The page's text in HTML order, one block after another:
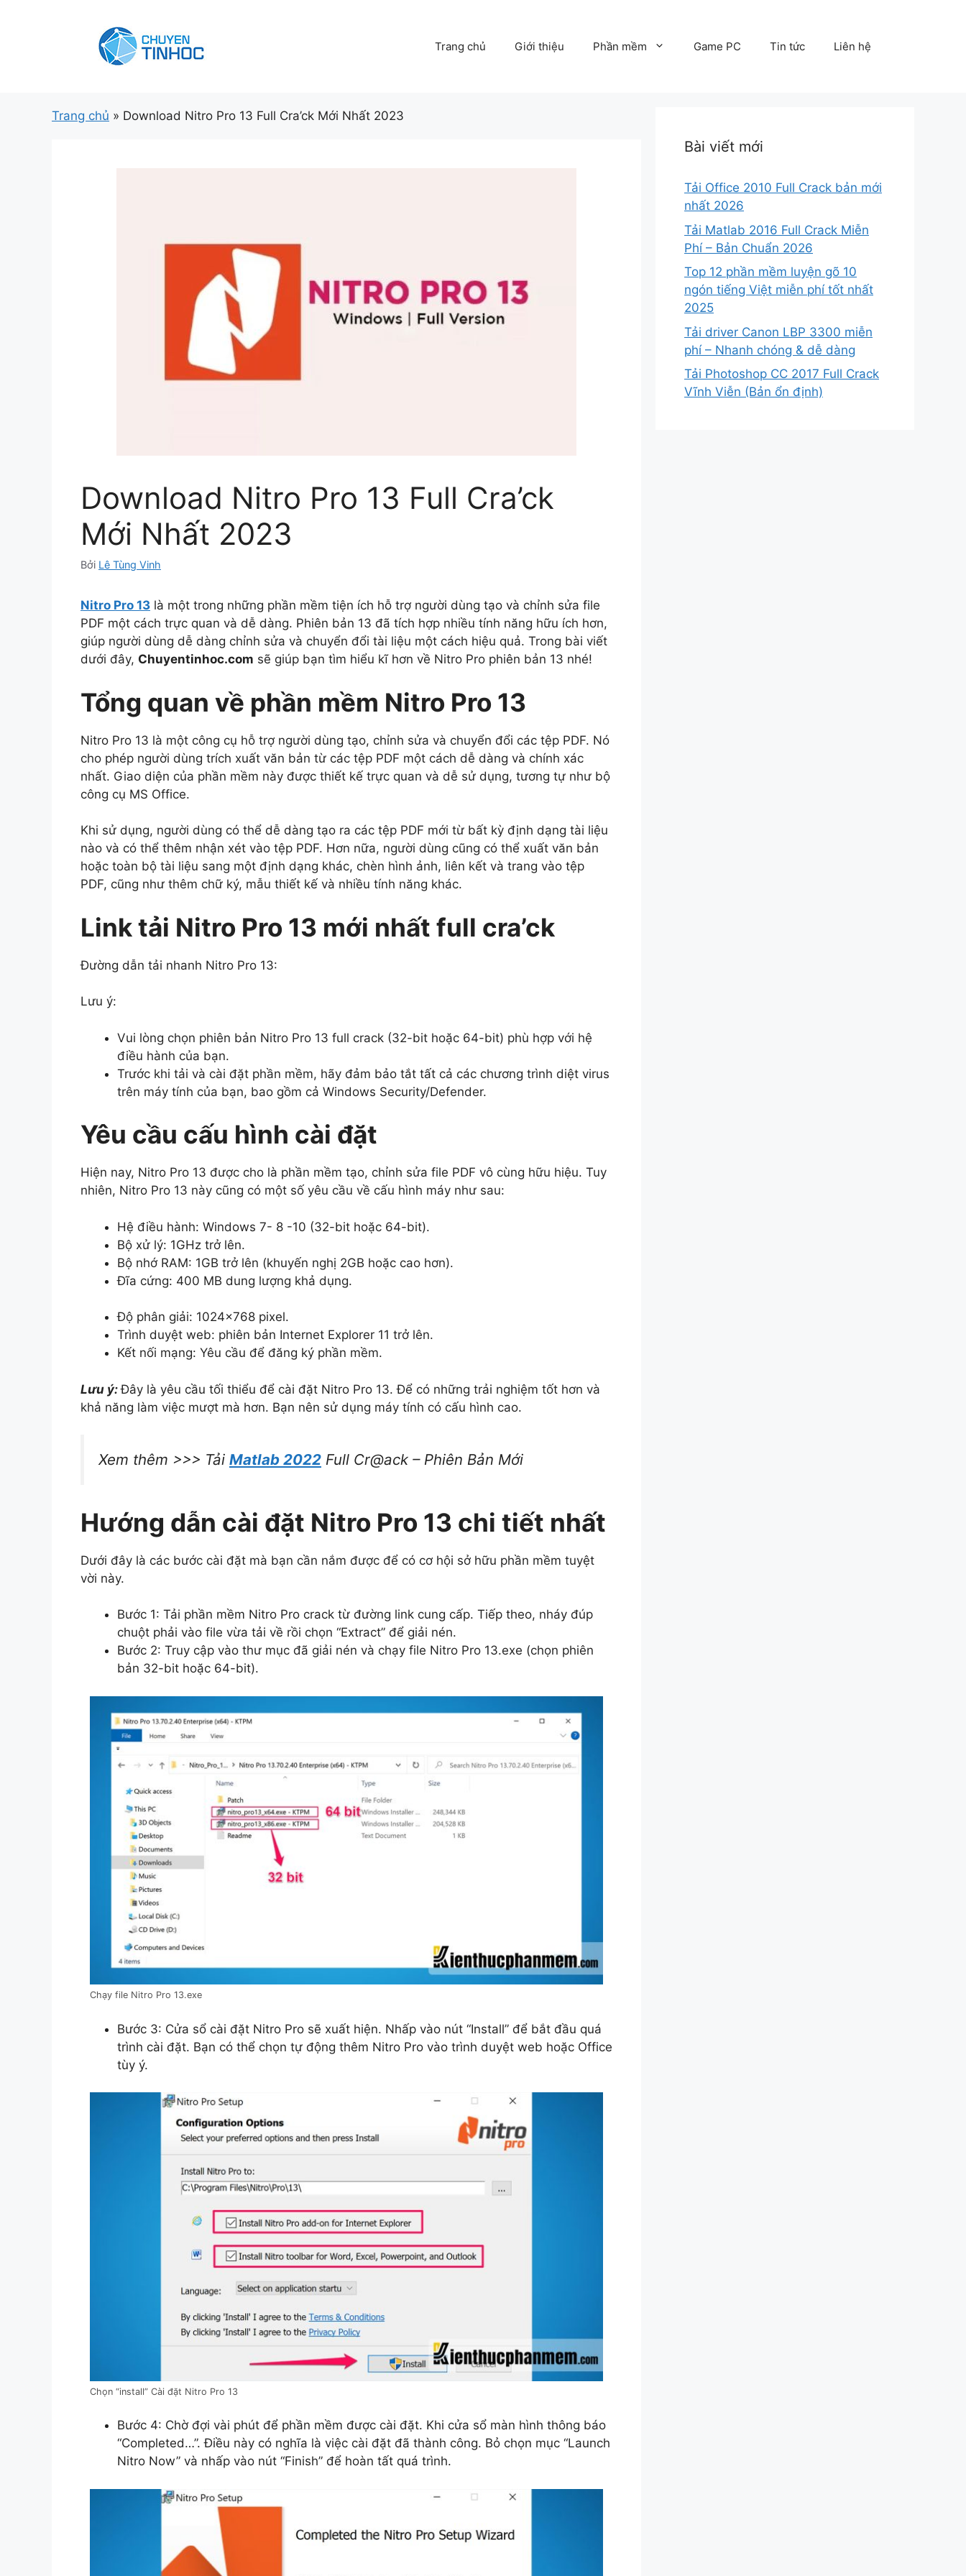
Trang chủ Giới thiệu Phần mềm Game PC Tin tức Liên hệ
Trang chủ » Download Nitro Pro 13 Full Cra’ck Mới Nhất 2023
Download Nitro Pro 13 Full Cra’ck
Mới Nhất 2023
Bởi Lê Tùng Vinh
Nitro Pro 13 là một trong những phần mềm tiện ích hỗ trợ người dùng tạo và chỉnh sửa file
PDF một cách trực quan và dễ dàng. Phiên bản 13 đã tích hợp nhiều tính năng hữu ích hơn,
giúp người dùng dễ dàng chỉnh sửa và chuyển đổi tài liệu một cách hiệu quả. Trong bài viết
dưới đây, Chuyentinhoc.com sẽ giúp bạn tìm hiểu kĩ hơn về Nitro Pro phiên bản 13 nhé!
Tổng quan về phần mềm Nitro Pro 13
Nitro Pro 13 là một công cụ hỗ trợ người dùng tạo, chỉnh sửa và chuyển đổi các tệp PDF. Nó
cho phép người dùng trích xuất văn bản từ các tệp PDF một cách dễ dàng và chính xác
nhất. Giao diện của phần mềm này được thiết kế trực quan và dễ sử dụng, tương tự như bộ
công cụ MS Office.
Khi sử dụng, người dùng có thể dễ dàng tạo ra các tệp PDF mới từ bất kỳ định dạng tài liệu
nào và có thể thêm nhận xét vào tệp PDF. Hơn nữa, người dùng cũng có thể xuất văn bản
hoặc toàn bộ tài liệu sang một định dạng khác, chèn hình ảnh, liên kết và trang vào tệp
PDF, cũng như thêm chữ ký, mẫu thiết kế và nhiều tính năng khác.
Link tải Nitro Pro 13 mới nhất full cra’ck
Đường dẫn tải nhanh Nitro Pro 13:
Lưu ý:
Vui lòng chọn phiên bản Nitro Pro 13 full crack (32-bit hoặc 64-bit) phù hợp với hệ
điều hành của bạn.
Trước khi tải và cài đặt phần mềm, hãy đảm bảo tắt tất cả các chương trình diệt virus
trên máy tính của bạn, bao gồm cả Windows Security/Defender.
Yêu cầu cấu hình cài đặt
Hiện nay, Nitro Pro 13 được cho là phần mềm tạo, chỉnh sửa file PDF vô cùng hữu hiệu. Tuy
nhiên, Nitro Pro 13 này cũng có một số yêu cầu về cấu hình máy như sau:
Hệ điều hành: Windows 7- 8 -10 (32-bit hoặc 64-bit).
Bộ xử lý: 1GHz trở lên.
Bộ nhớ RAM: 1GB trở lên (khuyến nghị 2GB hoặc cao hơn).
Đĩa cứng: 400 MB dung lượng khả dụng.
Độ phân giải: 1024×768 pixel.
Trình duyệt web: phiên bản Internet Explorer 11 trở lên.
Kết nối mạng: Yêu cầu để đăng ký phần mềm.
Lưu ý:Đây là yêu cầu tối thiểu để cài đặt Nitro Pro 13. Để có những trải nghiệm tốt hơn và
khả năng làm việc mượt mà hơn. Bạn nên sử dụng máy tính có cấu hình cao.
Xem thêm >>> Tải Matlab 2022 Full Cr@ack – Phiên Bản Mới
Hướng dẫn cài đặt Nitro Pro 13 chi tiết nhất
Dưới đây là các bước cài đặt mà bạn cần nắm được để có cơ hội sở hữu phần mềm tuyệt
vời này.
Bước 1: Tải phần mềm Nitro Pro crack từ đường link cung cấp. Tiếp theo, nháy đúp
chuột phải vào file vừa tải về rồi chọn “Extract” để giải nén.
Bước 2: Truy cập vào thư mục đã giải nén và chạy file Nitro Pro 13.exe (chọn phiên
bản 32-bit hoặc 64-bit).
Chạy file Nitro Pro 13.exe
Bước 3: Cửa sổ cài đặt Nitro Pro sẽ xuất hiện. Nhấp vào nút “Install” để bắt đầu quá
trình cài đặt. Bạn có thể chọn tự động thêm Nitro Pro vào trình duyệt web hoặc Office
tùy ý.
Chọn “install” Cài đặt Nitro Pro 13
Bước 4: Chờ đợi vài phút để phần mềm được cài đặt. Khi cửa sổ màn hình thông báo
“Completed…”. Điều này có nghĩa là việc cài đặt đã thành công. Bỏ chọn mục “Launch
Nitro Now” và nhấp vào nút “Finish” để hoàn tất quá trình.
Bài viết mới
Tải Office 2010 Full Crack bản mới
nhất 2026
Tải Matlab 2016 Full Crack Miễn
Phí – Bản Chuẩn 2026
Top 12 phần mềm luyện gõ 10
ngón tiếng Việt miễn phí tốt nhất
2025
Tải driver Canon LBP 3300 miễn
phí – Nhanh chóng & dễ dàng
Tải Photoshop CC 2017 Full Crack
Vĩnh Viễn (Bản ổn định)